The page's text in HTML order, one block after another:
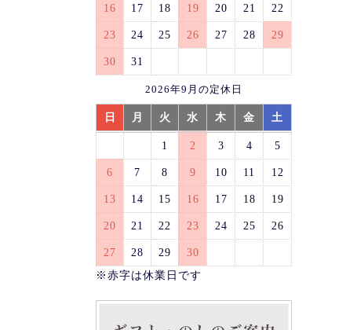
16 17 18 19 20 21 22
23 24 25 26 27 28 29
30 31
2026年9月の定休日
日 月 火 水 木 金 土
1 2 3 4 5
6 7 8 9 10 11 12
13 14 15 16 17 18 19
20 21 22 23 24 25 26
27 28 29
30
※赤字は休業日です